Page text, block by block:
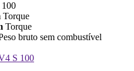
100
Torque
Torque
bruto sem combustível
S 100